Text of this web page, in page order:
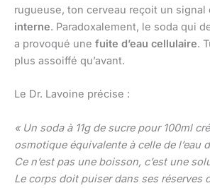
rugueuse, ton cerveau reçoit un signal
interne. Paradoxalement, le soda qui
a provoqué une fuite d’eau cellulaire.
plus assoiffé qu’avant.
Le Dr. Lavoine précise :
« Un soda à 11g de sucre pour 100ml
osmotique équivalente à celle de l’eau
Ce n’est pas une boisson, c’est une
Le corps doit puiser dans ses réserves